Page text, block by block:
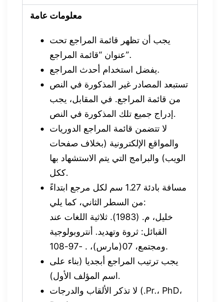
معلومات عامة
يجب أن تظهر قائمة المراجع تحت
عنوان “قائمة المراجع”.
يفضل استخدام أحدث المراجع.
تستبعد المصادر غير المذكورة في النص
من قائمة المراجع. في المقابل، يجب
إدراج جميع تلك المذكورة في النص.
لا تتضمن قائمة المراجع الدوريات
والمواقع الإلكترونية (بخلاف صفحات
الويب) والبرامج التي يتم الاستشهاد بها
ككل.
مسافة بادئة 1.27 سم لكل مرجع ابتداءً
من السطر الثاني، كما يلي:
خليل، م. (1983). ثلاثية اللغات عند
القبائل: ثروة وتهديد. أنتروبولوجية
ومجتمع، 07(مارس)، . -97-108.
يجب ترتيب المراجع أبجديا (بناء على
اسم المؤلف الأول).
لا تذكر الألقاب والدرجات (.Pr.، PhD،